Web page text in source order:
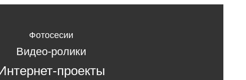
Фотосесии
Видео-ролики
проекты